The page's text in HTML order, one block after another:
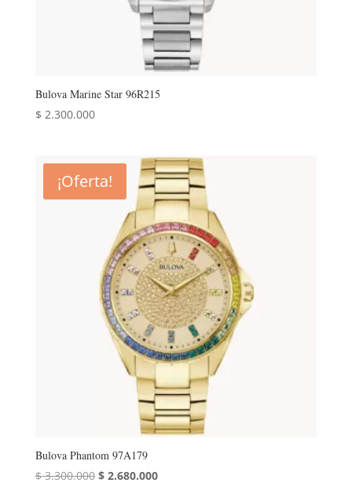
Bulova Marine Star 96R215
$ 2.300.000
¡Oferta!
Bulova Phantom 97A179
$3.300.000 El
$2.680.000El